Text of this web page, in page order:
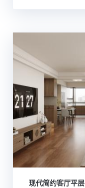
现代简约客厅平层